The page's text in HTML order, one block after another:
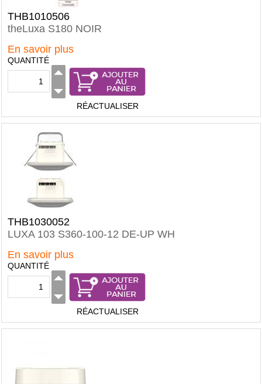
THB1010506
theLuxa S180 NOIR
En savoir plus
QUANTITÉ
RÉACTUALISER
THB1030052
LUXA 103 S360-100-12 DE-UP WH
En savoir plus
QUANTITÉ
RÉACTUALISER